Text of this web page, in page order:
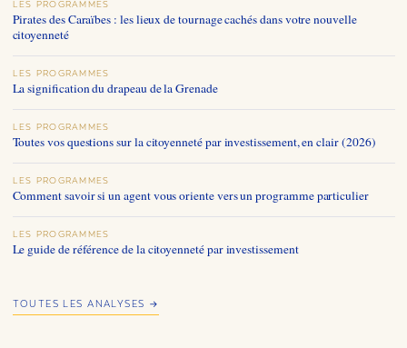
LES PROGRAMMES
Pirates des Caraïbes : les lieux de tournage cachés dans votre nouvelle
citoyenneté
LES PROGRAMMES
La signification du drapeau de la Grenade
LES PROGRAMMES
Toutes vos questions sur la citoyenneté par investissement, en clair (2026)
LES PROGRAMMES
Comment savoir si un agent vous oriente vers un programme particulier
LES PROGRAMMES
Le guide de référence de la citoyenneté par investissement
TOUTES LES ANALYSES →